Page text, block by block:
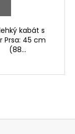
kabát s
Prsa: 45 cm
(88...